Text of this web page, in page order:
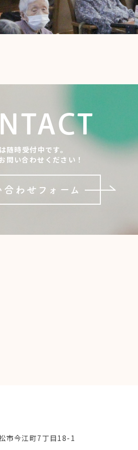
随時受付中です。
問い合わせください！
合わせフォーム
市今江町7丁目18-1